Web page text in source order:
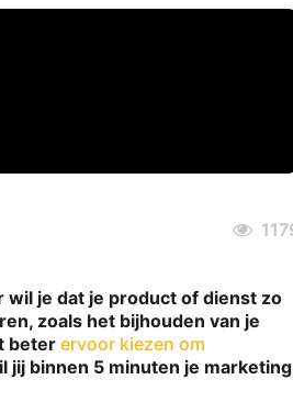
wil je dat je product of dienst zo
zoals het bijhouden van je
beter ervoor kiezen om
jij binnen 5 minuten je marketing